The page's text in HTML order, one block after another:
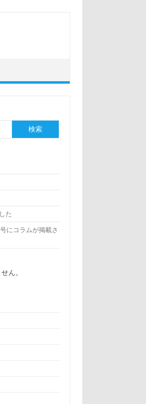
検索
た
にコラムが掲載さ
ん。